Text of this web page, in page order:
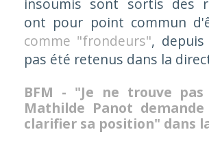
insoumis sont sortis des
ont pour point commun
comme "frondeurs",
pas été retenus dans la
BFM - "Je ne trouve pas
Mathilde Panot
clarifier sa position" dans